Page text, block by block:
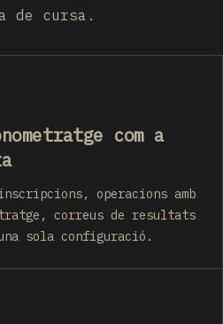
de cursa.
com a
operacions amb
correus de resultats
sola configuració.